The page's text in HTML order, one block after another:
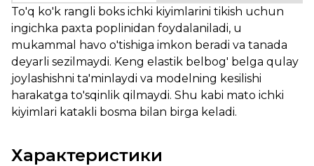
To'q ko'k rangli boks ichki kiyimlarini tikish uchun
ingichka paxta poplinidan foydalaniladi, u
mukammal havo o'tishiga imkon beradi va tanada
deyarli sezilmaydi. Keng elastik belbog' belga qulay
joylashishni ta'minlaydi va modelning kesilishi
harakatga to'sqinlik qilmaydi. Shu kabi mato ichki
kiyimlari katakli bosma bilan birga keladi.
Характеристики